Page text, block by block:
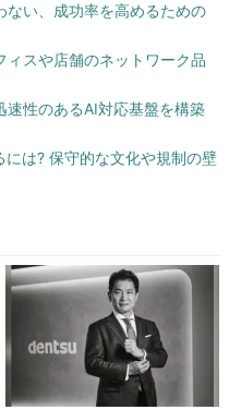
ない、成功率を高めるための
ィスや店舗のネットワーク品
速性のあるAI対応基盤を構築
は? 保守的な文化や規制の壁